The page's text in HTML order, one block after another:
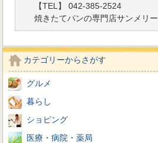
【TEL】 042-385-2524
焼きたてパンの専門店サンメリー
カテゴリーからさがす
グルメ
暮らし
ショピング
医療・病院・薬局